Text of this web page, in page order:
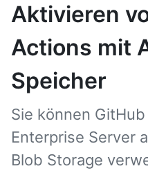
Aktivieren
Actions mit
Speicher
Sie können
Enterprise Server
Blob Storage